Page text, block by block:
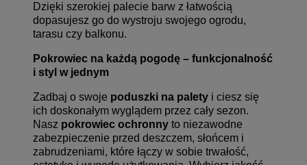
Dzięki szerokiej palecie barw z łatwością
dopasujesz go do wystroju swojego ogrodu,
tarasu czy balkonu.
Pokrowiec na każdą pogodę – funkcjonalność
i styl w jednym
Zadbaj o swoje poduszki na palety i ciesz się
ich doskonałym wyglądem przez cały sezon.
Nasz pokrowiec ochronny to niezawodne
zabezpieczenie przed deszczem, słońcem i
zabrudzeniami, które łączy w sobie trwałość,